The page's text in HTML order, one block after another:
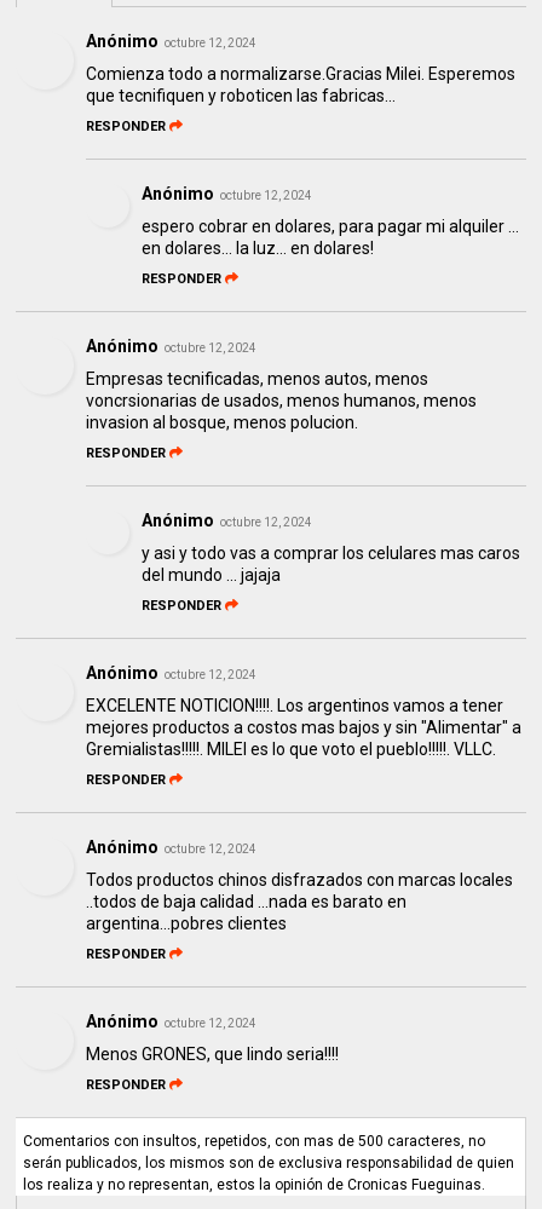
Anónimo octubre 12, 2024
Comienza todo a normalizarse.Gracias Milei. Esperemos
que tecnifiquen y roboticen las fabricas...
RESPONDER
Anónimo octubre 12, 2024
espero cobrar en dolares, para pagar mi alquiler ...
en dolares... la luz... en dolares!
RESPONDER
Anónimo octubre 12, 2024
Empresas tecnificadas, menos autos, menos
voncrsionarias de usados, menos humanos, menos
invasion al bosque, menos polucion.
RESPONDER
Anónimo octubre 12, 2024
y asi y todo vas a comprar los celulares mas caros
del mundo ... jajaja
RESPONDER
Anónimo octubre 12, 2024
EXCELENTE NOTICION!!!!. Los argentinos vamos a tener
mejores productos a costos mas bajos y sin "Alimentar" a
Gremialistas!!!!!. MILEI es lo que voto el pueblo!!!!!. VLLC.
RESPONDER
Anónimo octubre 12, 2024
Todos productos chinos disfrazados con marcas locales
..todos de baja calidad ...nada es barato en
argentina...pobres clientes
RESPONDER
Anónimo octubre 12, 2024
Menos GRONES, que lindo seria!!!!
RESPONDER
Comentarios con insultos, repetidos, con mas de 500 caracteres, no
serán publicados, los mismos son de exclusiva responsabilidad de quien
los realiza y no representan, estos la opinión de Cronicas Fueguinas.